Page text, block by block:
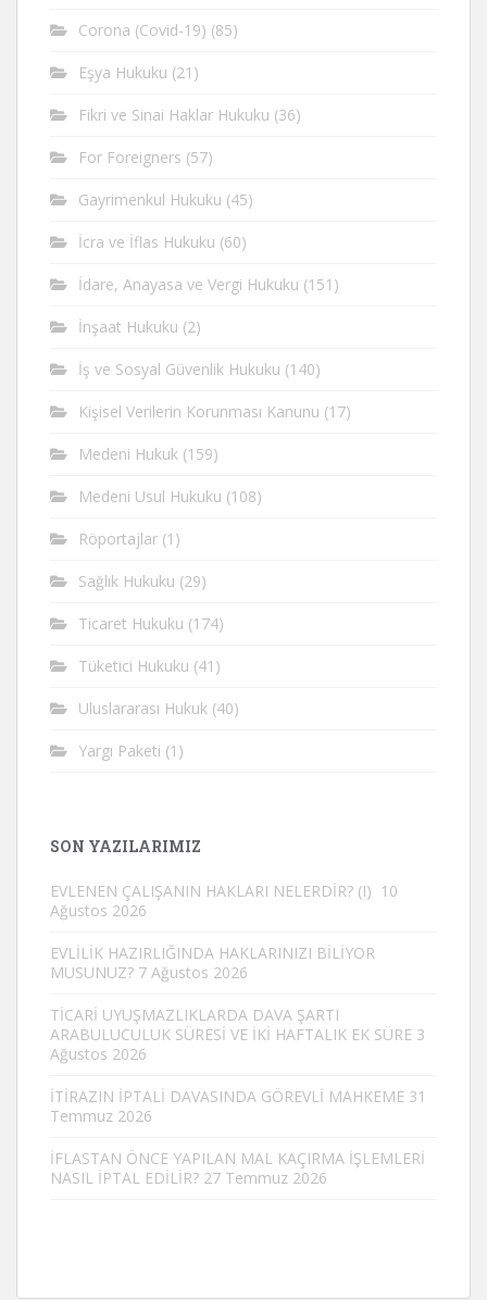
Corona (Covid-19) (85)
Eşya Hukuku (21)
Fikri ve Sinai Haklar Hukuku (36)
For Foreigners (57)
Gayrimenkul Hukuku (45)
İcra ve İflas Hukuku (60)
İdare, Anayasa ve Vergi Hukuku (151)
İnşaat Hukuku (2)
İş ve Sosyal Güvenlik Hukuku (140)
Kişisel Verilerin Korunması Kanunu (17)
Medeni Hukuk (159)
Medeni Usul Hukuku (108)
Röportajlar (1)
Sağlık Hukuku (29)
Ticaret Hukuku (174)
Tüketici Hukuku (41)
Uluslararası Hukuk (40)
Yargı Paketi (1)
SON YAZILARIMIZ
EVLENEN ÇALIŞANIN HAKLARI NELERDİR? (I) 10
Ağustos 2026
EVLİLİK HAZIRLIĞINDA HAKLARINIZI BİLİYOR
MUSUNUZ? 7 Ağustos 2026
TİCARİ UYUŞMAZLIKLARDA DAVA ŞARTI
ARABULUCULUK SÜRESİ VE İKİ HAFTALIK EK SÜRE 3
Ağustos 2026
İTİRAZIN İPTALİ DAVASINDA GÖREVLİ MAHKEME 31
Temmuz 2026
İFLASTAN ÖNCE YAPILAN MAL KAÇIRMA İŞLEMLERİ
NASIL İPTAL EDİLİR? 27 Temmuz 2026